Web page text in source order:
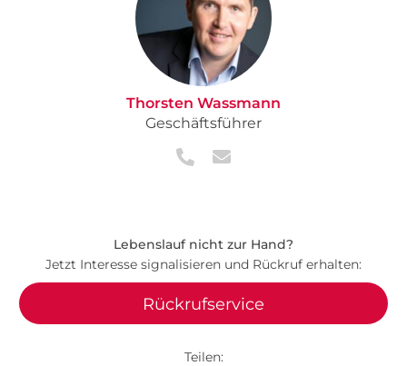
Thorsten Wassmann
Geschäftsführer
Lebenslauf nicht zur Hand?
Jetzt Interesse signalisieren und Rückruf erhalten:
Rückrufservice
Teilen: